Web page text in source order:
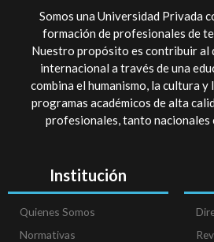
Somos una Universidad Privada
formación de profesionales de
Nuestro propósito es contribuir al
internacional a través de una
combina el humanismo, la cultura y
programas académicos de alta
profesionales, tanto nacionales
Institución
Quienes Somos
Normativas